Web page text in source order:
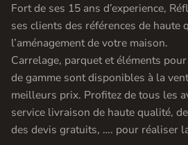
Fort de ses 15 ans d’experience,
ses clients des références de haute
l’aménagement de votre maison.
Carrelage, parquet et éléments
de gamme sont disponibles à la
meilleurs prix. Profitez de tous les
service livraison de haute qualité,
des devis gratuits, …. pour réaliser